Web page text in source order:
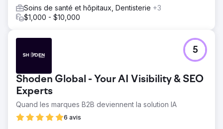
Soins de santé et hôpitaux, Dentisterie +3
$1,000 - $10,000
Shoden Global - Your AI Visibility & SEO
Experts
Quand les marques B2B deviennent la solution IA
6 avis
5